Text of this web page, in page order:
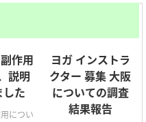
作用
説明
した
につい
ヨガ インストラ
クター 募集 大阪
についての調査
結果報告